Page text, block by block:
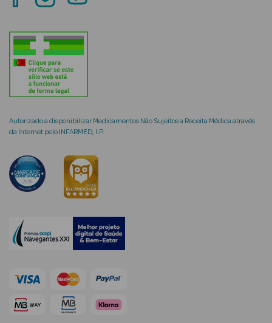
Criança
Rosto e
Ver Tudo
Cosmética
Rosto
Hidratantes
Séruns Faciais
Creme de Olhos
envelhecimento
Autorizado a disponibilizar Medicamentos Não Sujeitos a Receita Médica através
da Internet pelo INFARMED, I.P.